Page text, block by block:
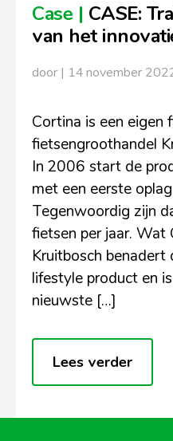
Case | CASE:
van het
door | 14 november
Cortina is een eigen
fietsengroothandel
In 2006 start de
met een eerste
Tegenwoordig zijn
fietsen per jaar. Wat
Kruitbosch benadert
lifestyle product en
nieuwste […]
Lees verder